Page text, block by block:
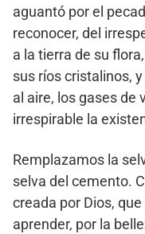
aguantó por el
reconocer, del
a la tierra de su
sus ríos cristalinos,
al aire, los gases de
irrespirable la
Remplazamos la
selva del cemento.
creada por Dios,
aprender, por la